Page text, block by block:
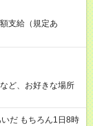
支給（規定あ
ど、お好きな場所
だ もちろん1日8時